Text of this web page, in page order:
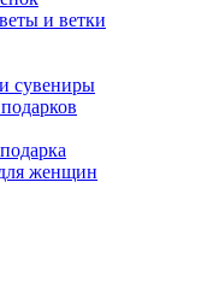
и ветки
сувениры
женщин